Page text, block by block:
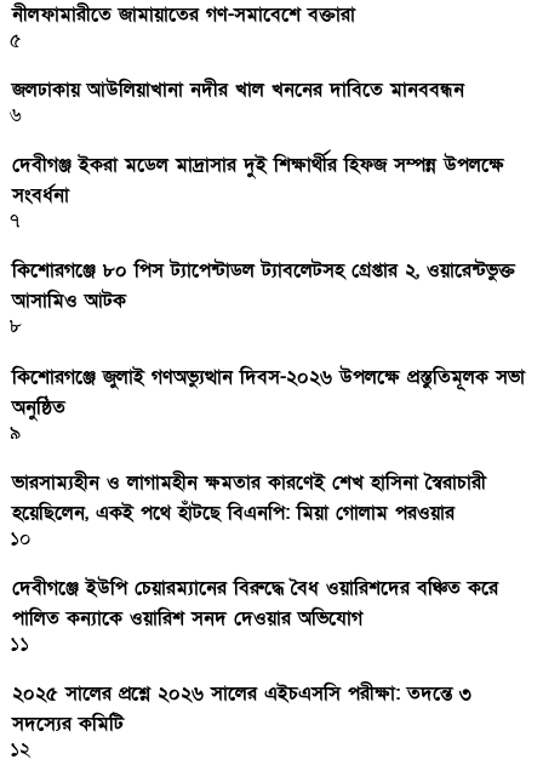
নীলফামারীতে জামায়াতের গণ-সমাবেশে বক্তারা
৫
জলঢাকায় আউলিয়াখানা নদীর খাল খননের দাবিতে মানববন্ধন
৬
দেবীগঞ্জ ইকরা মডেল মাদ্রাসার দুই শিক্ষার্থীর হিফজ সম্পন্ন উপলক্ষে
সংবর্ধনা
৭
কিশোরগঞ্জে ৮০ পিস ট্যাপেন্টাডল ট্যাবলেটসহ গ্রেপ্তার ২, ওয়ারেন্টভুক্ত
আসামিও আটক
৮
কিশোরগঞ্জে জুলাই গণঅভ্যুত্থান দিবস-২০২৬ উপলক্ষে প্রস্তুতিমূলক সভা
অনুষ্ঠিত
৯
ভারসাম্যহীন ও লাগামহীন ক্ষমতার কারণেই শেখ হাসিনা স্বৈরাচারী
হয়েছিলেন, একই পথে হাঁটছে বিএনপি: মিয়া গোলাম পরওয়ার
১০
দেবীগঞ্জে ইউপি চেয়ারম্যানের বিরুদ্ধে বৈধ ওয়ারিশদের বঞ্চিত করে
পালিত কন্যাকে ওয়ারিশ সনদ দেওয়ার অভিযোগ
১১
২০২৫ সালের প্রশ্নে ২০২৬ সালের এইচএসসি পরীক্ষা: তদন্তে ৩
সদস্যের কমিটি
১২